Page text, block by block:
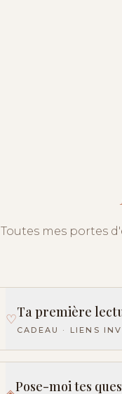
Toutes mes portes
♡Ta première
CADEAU · LIENS
Pose-moi tes